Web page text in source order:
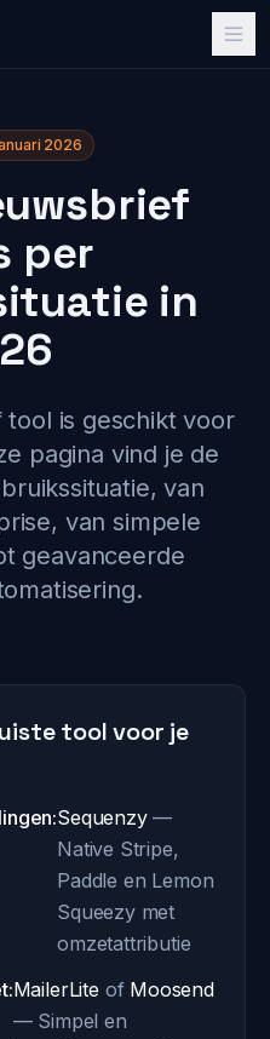
2026
per
in
is geschikt voor
pagina vind je de
van
van simpele
geavanceerde
tool voor je
Sequenzy—
Native Stripe,
Paddle en Lemon
Squeezy met
omzetattributie
MailerLite of Moosend
— Simpel en